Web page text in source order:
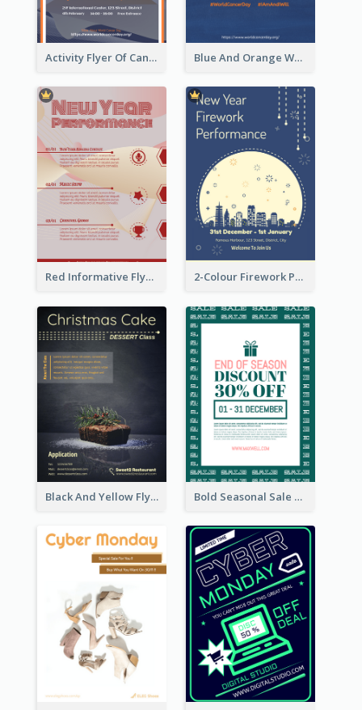
Activity Flyer Of Cancer Talk In Dark Colour Tone Blue And Orange World Cancer Day Flyer
Red Informative Flyers With Simple Graphics 2-Colour Firework Performance With City Background
Black And Yellow Flyer Of Desert Class Bold Seasonal Sale Flyer Design Template